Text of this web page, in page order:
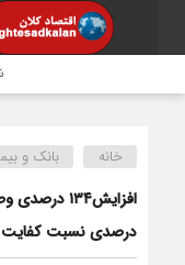
خانه بانک و
درصدی نسبت كفایت